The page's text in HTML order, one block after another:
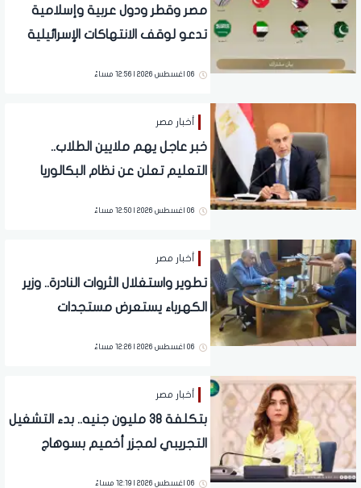
مصر وقطر ودول عربية وإسلامية
تدعو لوقف الانتهاكات الإسرائيلية
06 اغسطس 2026 | 12:56 مساءً
أخبار مصر
خبر عاجل يهم ملايين الطلاب..
التعليم تعلن عن نظام البكالوريا
06 اغسطس 2026 | 12:50 مساءً
أخبار مصر
تطوير واستغلال الثروات النادرة.. وزير
الكهرباء يستعرض مستجدات
06 اغسطس 2026 | 12:26 مساءً
أخبار مصر
بتكلفة 38 مليون جنيه.. بدء التشغيل
التجريبي لمجزر أخميم بسوهاج
06 اغسطس 2026 | 12:19 مساءً